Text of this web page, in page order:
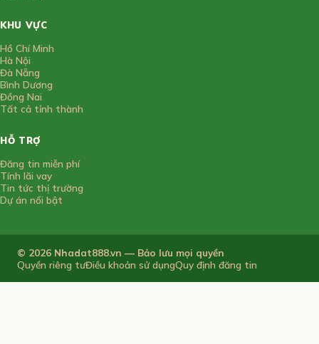
KHU VỰC
Hồ Chí Minh
Hà Nội
Đà Nẵng
Bình Dương
Đồng Nai
Tất cả tỉnh thành
HỖ TRỢ
Đăng tin miễn phí
Tính lãi vay
Tin tức thị trường
Dự án nổi bật
© 2026 Nhadat888.vn — Bảo lưu mọi quyền
Quyền riêng tưĐiều khoản sử dụngQuy định đăng tin